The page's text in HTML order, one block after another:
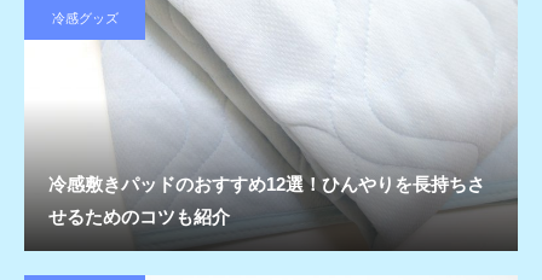
冷感グッズ
冷感敷きパッドのおすすめ12選！ひんやりを長持ちさ
せるためのコツも紹介